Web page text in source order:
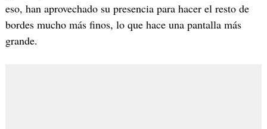
eso, han aprovechado su presencia para hacer el resto de
bordes mucho más finos, lo que hace una pantalla más
grande.